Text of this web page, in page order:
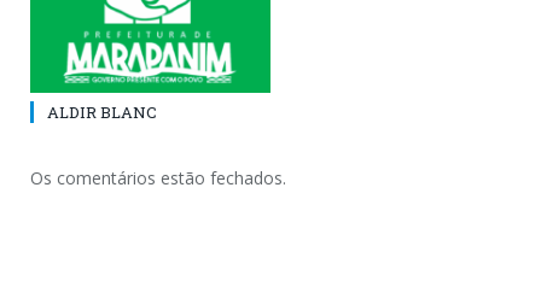
ALDIR BLANC
Os comentários estão fechados.